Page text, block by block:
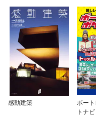
感動建築
ボー
トナ